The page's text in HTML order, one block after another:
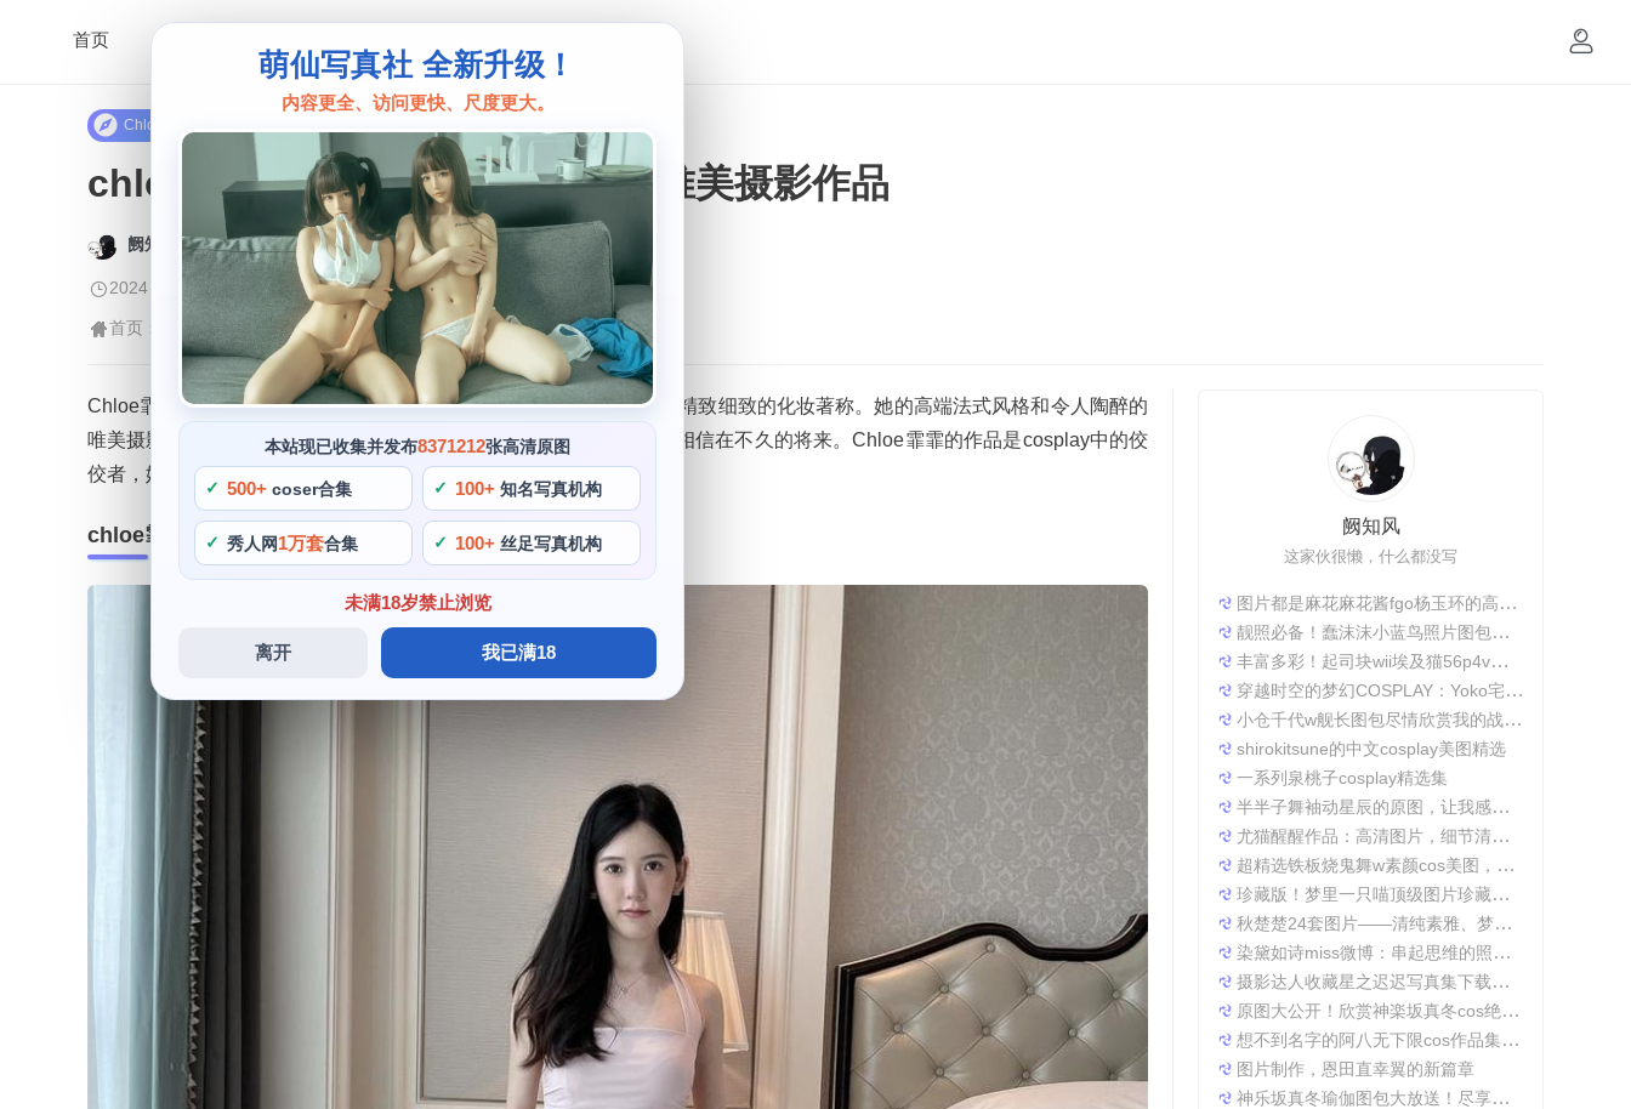
首页
萌仙写真社 全新升级！
内容更全、访问更快、尺度更大。
本站现已收集并发布8371212张高清原图
500+ coser合集 100+ 知名写真机构
秀人网1万套合集 100+ 丝足写真机构
未满18岁禁止浏览
离开 我已满18
Chloe霏霏
chloe霏霏高端法式：令人陶醉的唯美摄影作品
阙知风
2024 年 5 月 13 日 14:42:30
438
首页 > Chloe霏霏 正文
Chloe霏霏是一位备受cos界瞩目的博主，她的作品以高质量的摄影和精致细致的化妆著称。她的高端法式风格和令人陶醉的
唯美摄影作品，诸如此类的元素与角色形成了一个完整的艺术世界，相信在不久的将来。Chloe霏霏的作品是cosplay中的佼
佼者，她的作品还将带来更多的惊喜和火热热情，具体来说。
chloe霏霏高端法式 阙知风
这家伙很懒，什么都没写
图片都是麻花麻花酱fgo杨玉环的高清照片，太好看了
靓照必备！蠢沫沫小蓝鸟照片图包合集
丰富多彩！起司块wii埃及猫56p4v照片精选大集合
穿越时空的梦幻COSPLAY：Yoko宅夏电子档图包
小仓千代w舰长图包尽情欣赏我的战场作品集
shirokitsune的中文cosplay美图精选
一系列泉桃子cosplay精选集
半半子舞袖动星辰的原图，让我感受到了摄影的魅力
尤猫醒醒作品：高清图片，细节清晰展现真实美。
超精选铁板烧鬼舞w素颜cos美图，一定不会让你失望
珍藏版！梦里一只喵顶级图片珍藏套装。
秋楚楚24套图片——清纯素雅、梦幻唯美，成就一张张经典美图。
染黛如诗miss微博：串起思维的照片收集
摄影达人收藏星之迟迟写真集下载，原图分享带来无限想象空间。
原图大公开！欣赏神楽坂真冬cos绝対服従的高清细节
想不到名字的阿八无下限cos作品集锦，带你领略不一般的角色扮演魅力
图片制作，恩田直幸翼的新篇章
神乐坂真冬瑜伽图包大放送！尽享原图精粹